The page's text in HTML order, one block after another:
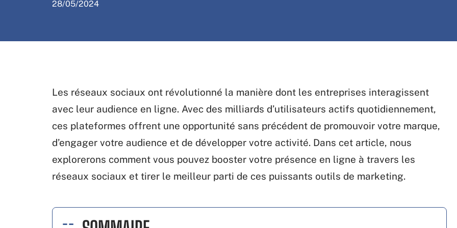
28/05/2024
Les réseaux sociaux ont révolutionné la manière dont les entreprises interagissent
avec leur audience en ligne. Avec des milliards d’utilisateurs actifs quotidiennement,
ces plateformes offrent une opportunité sans précédent de promouvoir votre marque,
d’engager votre audience et de développer votre activité. Dans cet article, nous
explorerons comment vous pouvez booster votre présence en ligne à travers les
réseaux sociaux et tirer le meilleur parti de ces puissants outils de marketing.